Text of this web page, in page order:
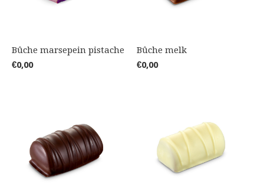
Bûche marsepein pistache
€0,00
Bûche melk
€0,00